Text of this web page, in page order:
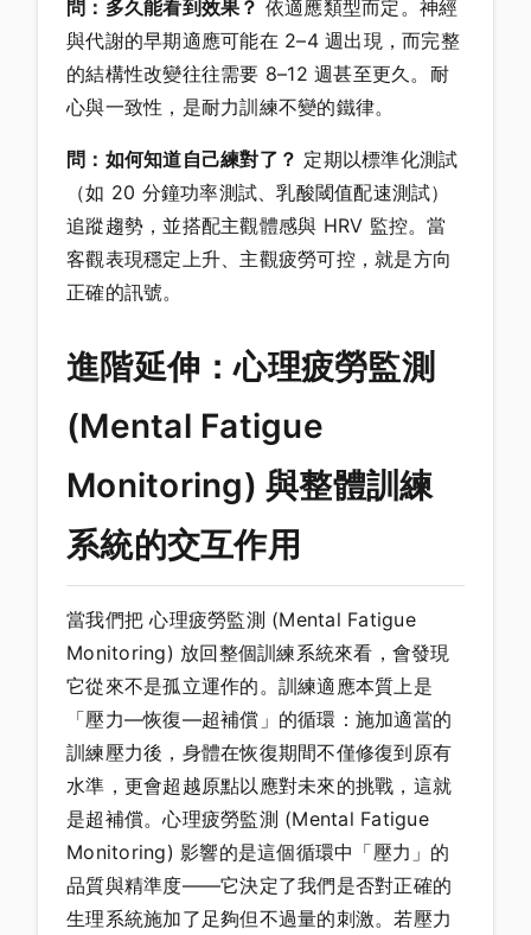
問：多久能看到效果？ 依適應類型而定。神經
與代謝的早期適應可能在 2–4 週出現，而完整
的結構性改變往往需要 8–12 週甚至更久。耐
心與一致性，是耐力訓練不變的鐵律。
問：如何知道自己練對了？ 定期以標準化測試
（如 20 分鐘功率測試、乳酸閾值配速測試）
追蹤趨勢，並搭配主觀體感與 HRV 監控。當
客觀表現穩定上升、主觀疲勞可控，就是方向
正確的訊號。
進階延伸：心理疲勞監測
(Mental Fatigue
Monitoring) 與整體訓練
系統的交互作用
當我們把 心理疲勞監測 (Mental Fatigue
Monitoring) 放回整個訓練系統來看，會發現
它從來不是孤立運作的。訓練適應本質上是
「壓力—恢復—超補償」的循環：施加適當的
訓練壓力後，身體在恢復期間不僅修復到原有
水準，更會超越原點以應對未來的挑戰，這就
是超補償。心理疲勞監測 (Mental Fatigue
Monitoring) 影響的是這個循環中「壓力」的
品質與精準度——它決定了我們是否對正確的
生理系統施加了足夠但不過量的刺激。若壓力